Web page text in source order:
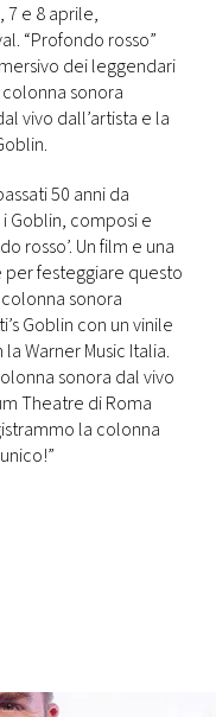
7 e 8 aprile,
“Profondo rosso”
dei leggendari
sonora
vivo dall’artista e la
50 anni da
Goblin, composi e
rosso’. Un film e una
festeggiare questo
sonora
Goblin con un vinile
Warner Music Italia.
sonora dal vivo
Theatre di Roma
la colonna